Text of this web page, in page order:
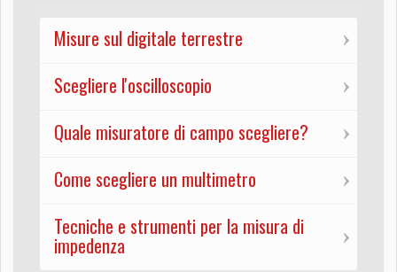
Misure sul digitale terrestre
Scegliere l'oscilloscopio
Quale misuratore di campo scegliere?
Come scegliere un multimetro
Tecniche e strumenti per la misura di
impedenza